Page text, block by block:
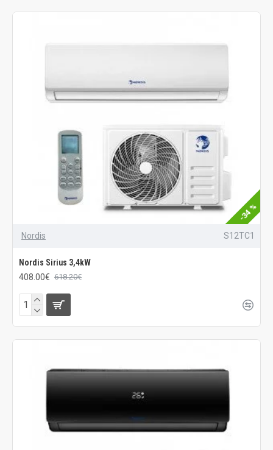
-34 %
Nordis S12TC1
Nordis Sirius 3,4kW
408.00€ 618.20€